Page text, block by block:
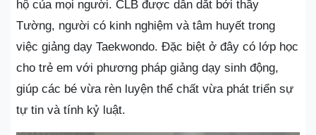
hộ của mọi người. CLB được dẫn dắt bởi thầy
Tường, người có kinh nghiệm và tâm huyết trong
việc giảng dạy Taekwondo. Đặc biệt ở đây có lớp học
cho trẻ em với phương pháp giảng dạy sinh động,
giúp các bé vừa rèn luyện thể chất vừa phát triển sự
tự tin và tính kỷ luật.